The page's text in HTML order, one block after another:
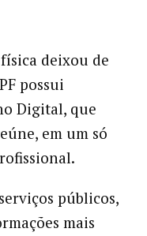
física deixou de
possui
Digital, que
em um só
públicos,
mais